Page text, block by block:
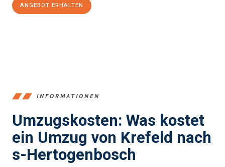
ANGEBOT ERHALTEN
INFORMATIONEN
Umzugskosten: Was kostet
ein Umzug von Krefeld nach
s-Hertogenbosch